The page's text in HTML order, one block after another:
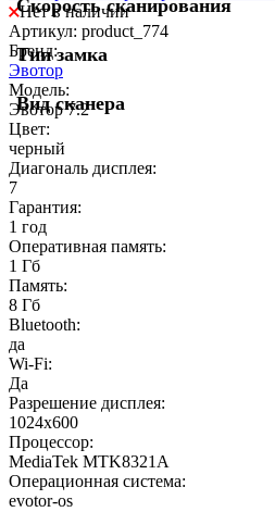
Скорость сканирования
Тип замка
Вид сканера
Нет в наличии
Артикул: product_774
Бренд:
Эвотор
Модель:
Эвотор 7.2
Цвет:
черный
Диагональ дисплея:
7
Гарантия:
1 год
Оперативная память:
1 Гб
Память:
8 Гб
Bluetooth:
да
Wi-Fi:
Да
Разрешение дисплея:
1024х600
Процессор:
MediaTek MTK8321A
Операционная система:
evotor-os